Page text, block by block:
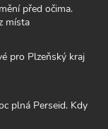
před očima.
místa
pro Plzeňský kraj
plná Perseid. Kdy